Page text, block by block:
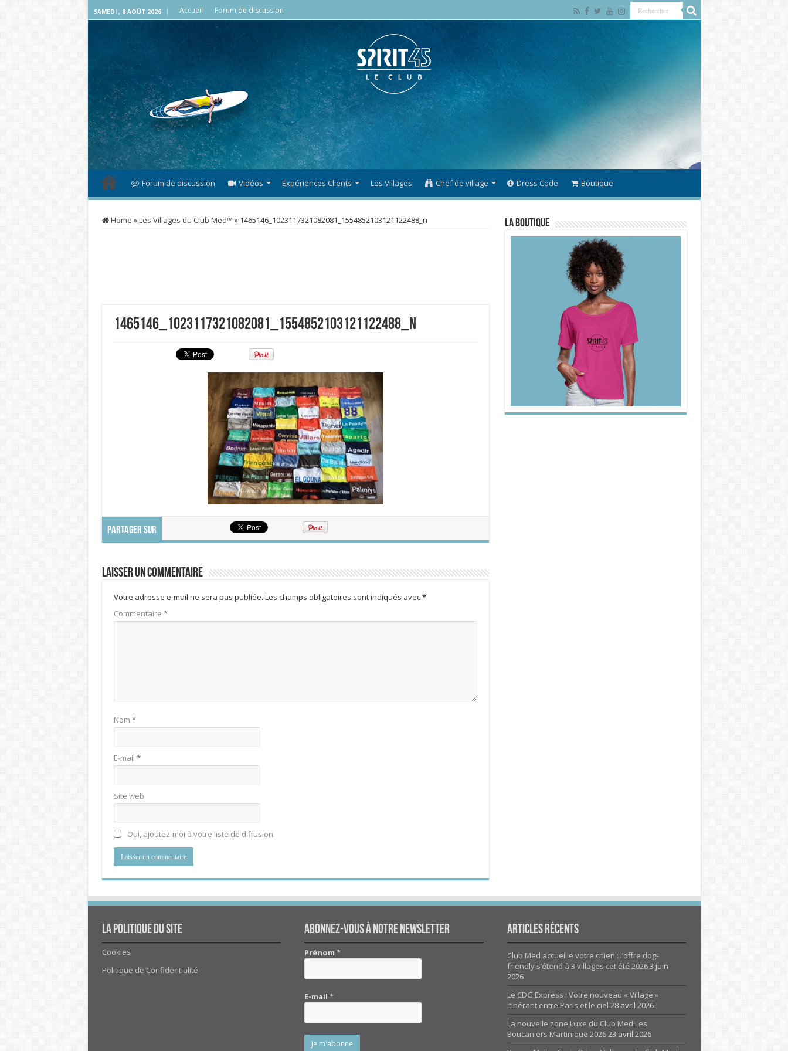
SAMEDI , 8 AOÛT 2026 Accueil Forum de discussion
Forum de discussion Vidéos Expériences Clients Les Villages Chef de village Dress Code Boutique
Home »Les Villages du Club Med™ » 1465146_1023117321082081_1554852103121122488_n
1465146_1023117321082081_1554852103121122488_n
PARTAGER SUR
Laisser un commentaire
Votre adresse e-mail ne sera pas publiée. Les champs obligatoires sont indiqués avec*
Commentaire *
Nom *
E-mail *
Site web
Oui, ajoutez-moi à votre liste de diffusion.
La Boutique
La politique du site
Cookies
Politique de Confidentialité
Abonnez-vous à notre newsletter
Prénom*
E-mail*
Articles Récents
Club Med accueille votre chien : l’offre dog-
friendly s’étend à 3 villages cet été 20263 juin
2026
Le CDG Express : Votre nouveau « Village »
itinérant entre Paris et le ciel 28 avril 2026
La nouvelle zone Luxe du Club Med Les
Boucaniers Martinique 202623 avril 2026